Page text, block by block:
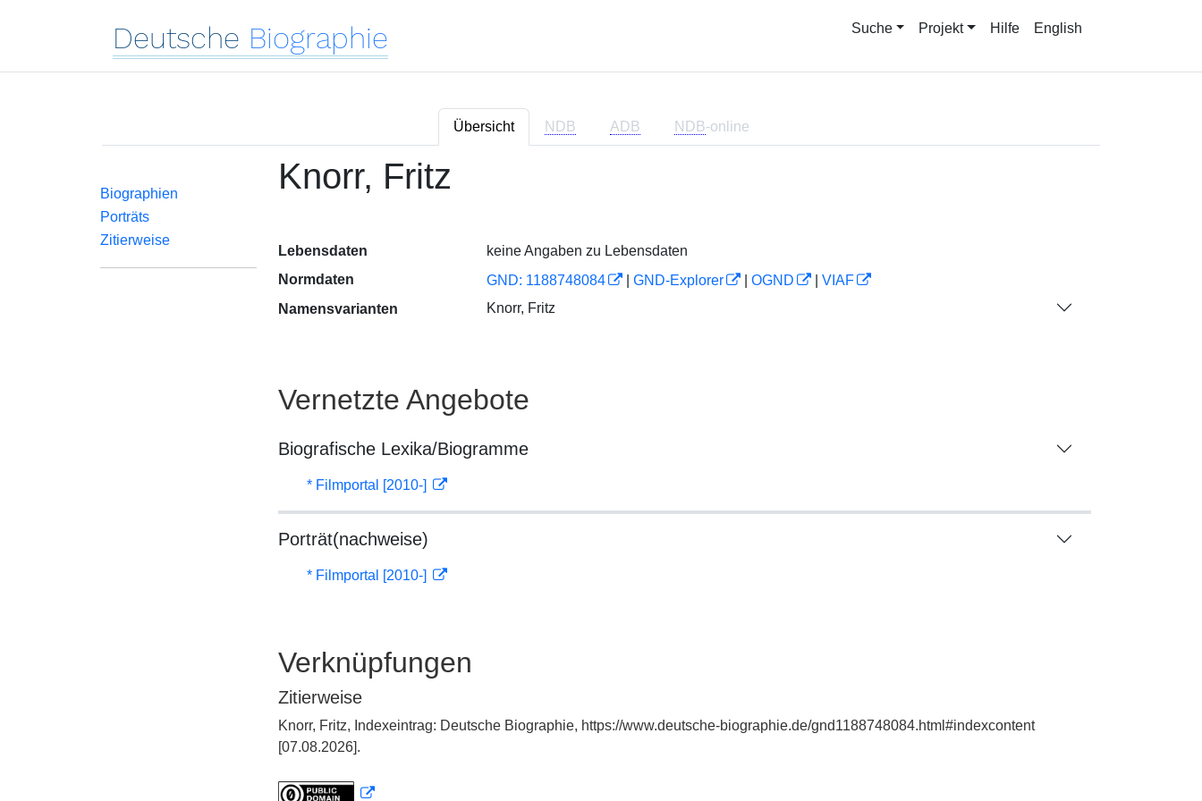
Deutsche Biographie Suche Projekt Hilfe English
Übersicht NDB ADB NDB-online
Biographien
Porträts
Zitierweise
Knorr, Fritz
Lebensdaten
keine Angaben zu Lebensdaten
Normdaten
GND: 1188748084 GND-Explorer OGND
VIAF
Namensvarianten
Knorr, Fritz
Vernetzte Angebote
Biografische Lexika/Biogramme
* Filmportal [2010-]
Porträt(nachweise)
* Filmportal [2010-]
Verknüpfungen
Zitierweise
Knorr, Fritz, Indexeintrag: Deutsche Biographie, https://www.deutsche-biographie.de/gnd1188748084.html#indexcontent
[07.08.2026].